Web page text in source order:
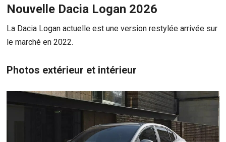
Nouvelle Dacia Logan 2026
La Dacia Logan actuelle est une version restylée arrivée sur
le marché en 2022.
Photos extérieur et intérieur